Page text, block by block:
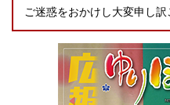
ご迷惑をおかけし大変申し訳